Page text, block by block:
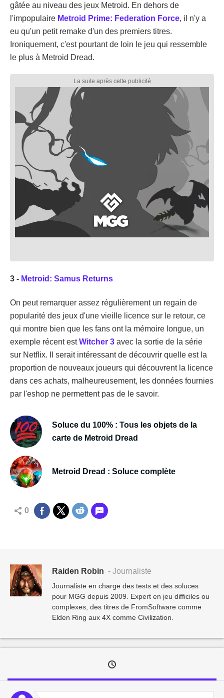
gâtée au niveau des jeux Metroid. En dehors de
l'impopulaire Metroid Prime: Federation Force, il n'y a
eu qu'un petit remake d'un des premiers titres.
Ironiquement, c'est pourtant de loin le jeu qui ressemble
le plus à Metroid Dread.
3 - Metroid: Samus Returns
On peut remarquer assez régulièrement un regain de
popularité des jeux d'une vieille licence sur le retour, ce
qui montre bien que les fans ont la mémoire longue, un
exemple récent estWitcher 3 avec la sortie de la série
sur Netflix. Il serait intéressant de découvrir quelle est la
proportion de nouveaux joueurs qui découvrent la licence
dans ces achats, malheureusement, les données fournies
par l'eshop ne permettent pas de le savoir.
Soluce du 100% : Tous les objets de la
carte de Metroid Dread
Metroid Dread : Soluce complète
0
Raiden Robin - Journaliste
Journaliste en charge des tests et des soluces
pour MGG depuis 2009. Expert en jeu difficiles ou
complexes, des titres de FromSoftware comme
Elden Ring aux 4X comme Civilization.